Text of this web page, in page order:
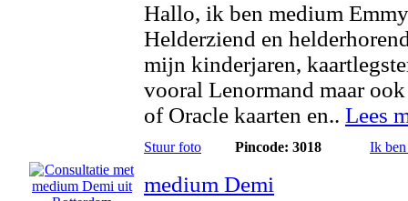
Hallo, ik ben medium
Helderziend en
mijn kinderjaren,
vooral Lenormand maar
of Oracle kaarten en.. Lees
Stuur foto Pincode: 3018 Ik
medium Demi